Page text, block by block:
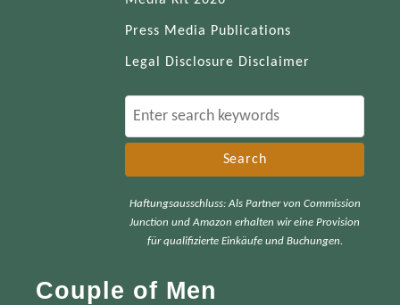
Press Media Publications
Legal Disclosure Disclaimer
e
cHaftungsausschluss: Als Partner von Commission
Junction und Amazon erhalten wir eine Provision
für qualifizierte Einkäufe und Buchungen.
Couple of Men